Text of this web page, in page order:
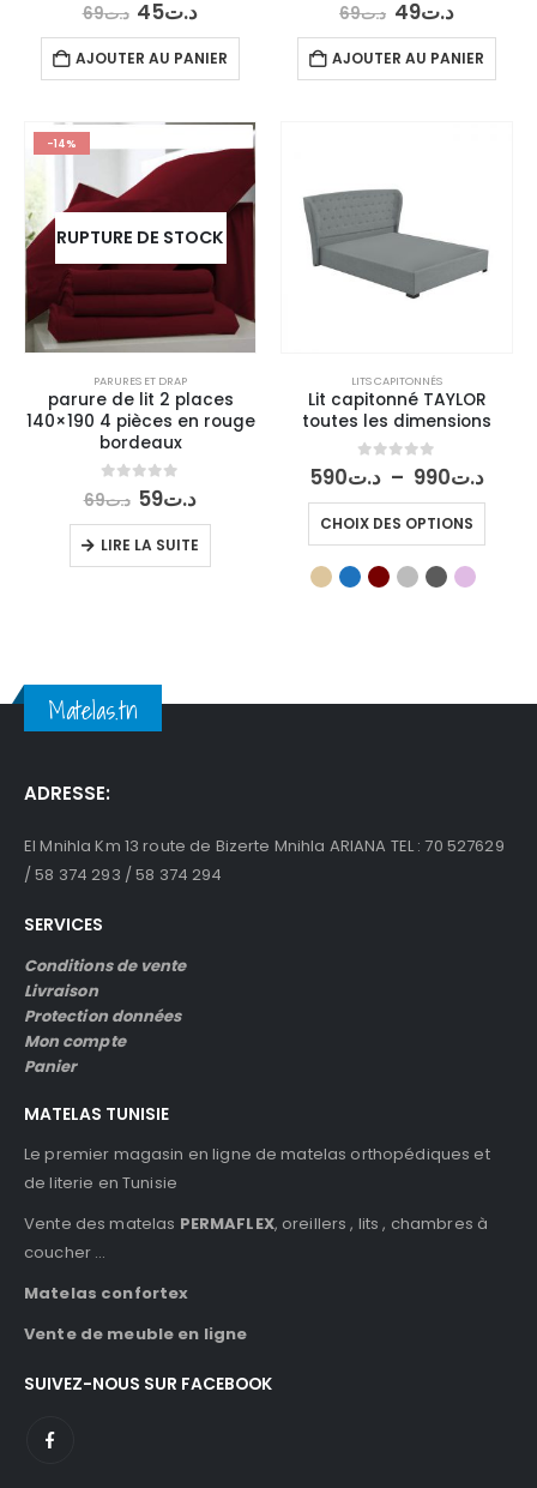
out of 5د.ت69 Le
prix
initial
était :
د.ت69.
د.ت45 Le
actuel
est :
AJOUTER AU PANIER
out of 5د.ت69 Le
prix
initial
était :
د.ت69.
د.ت49 Le
actuel
est :
AJOUTER AU PANIER
-14%
RUPTURE DE STOCK
PARURES ET DRAP
parure de lit 2 places
140×190 4 pièces en rouge
bordeaux
0 out of 5د.ت69 Le
prix
initial
était :
د.ت69.
د.ت59 Le
prix
actuel
est :
LIRE LA SUITE
LITS CAPITONNÉS
Lit capitonné TAYLOR
toutes les dimensions
out of 5د.ت590 – د.ت990
de
à
CHOIX DES OPTIONS
du
Matelas.tn
ADRESSE:
El Mnihla Km 13 route de Bizerte Mnihla ARIANA TEL : 70 527629
/ 58 374 293 / 58 374 294
SERVICES
Conditions de vente
Livraison
Protection données
Mon compte
Panier
MATELAS TUNISIE
Le premier magasin en ligne de matelas orthopédiques et
de literie en Tunisie
Vente des matelas PERMAFLEX, oreillers , lits , chambres à
coucher …
Matelas confortex
Vente de meuble en ligne
SUIVEZ-NOUS SUR FACEBOOK